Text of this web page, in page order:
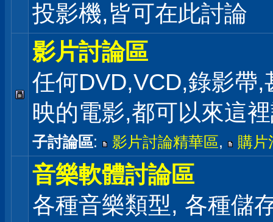
投影機,皆可在此討論
影片討論區
任何DVD,VCD,錄影帶,
映的電影,都可以來這
子討論區: 影片討論精華區, 購片
音樂軟體討論區
各種音樂類型, 各種儲